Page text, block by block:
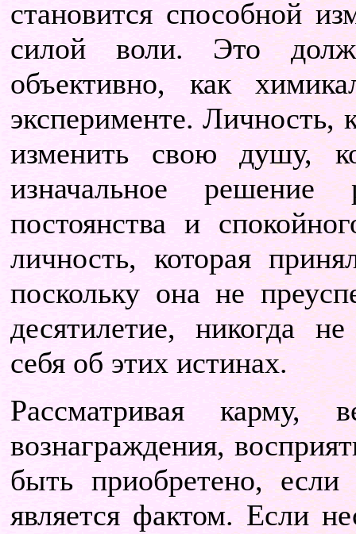
становится способной
силой воли. Это
объективно, как
эксперименте. Личность,
изменить свою душу,
изначальное решение
постоянства и
личность, которая
поскольку она не
десятилетие, никогда
себя об этих истинах.
Рассматривая карму,
вознаграждения,
быть приобретено,
является фактом. Если